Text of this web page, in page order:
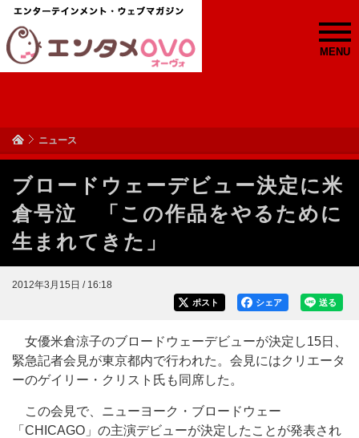
MENU
ニュース
ブロードウェーデビュー決定に米
倉号泣 「この作品をやるために
生まれてきた」
2012年3月15日 / 16:18
送る
シェア
ポスト
女優米倉涼子のブロードウェーデビューが決定し15日、
緊急記者会見が東京都内で行われた。会見にはクリエータ
ーのゲイリー・クリスト氏も同席した。
この会見で、ニューヨーク・ブロードウェー
「CHICAGO」の主演デビューが決定したことが発表され